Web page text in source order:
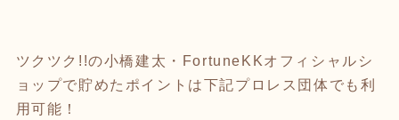
ツクツク!!の小橋建太・FortuneKKオフィシャルシ
ョップで貯めたポイントは下記プロレス団体でも利
用可能！